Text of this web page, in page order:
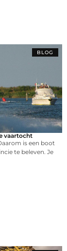
BLOG
vaartocht
is een boot
te beleven. Je